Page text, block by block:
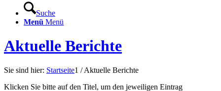
Suche
Menü Menü
Aktuelle Berichte
Sie sind hier: Startseite1 / Aktuelle Berichte
Klicken Sie bitte auf den Titel, um den jeweiligen Eintrag